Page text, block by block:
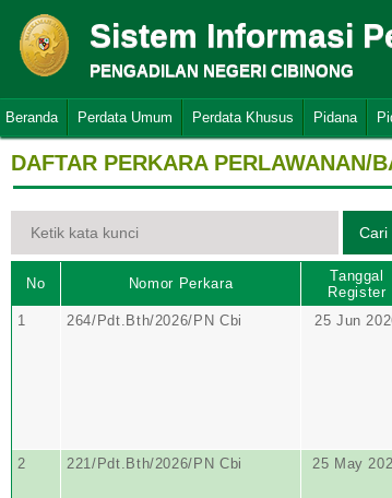
Sistem Informasi
PENGADILAN NEGERI CIBINONG
Beranda Perdata Umum Perdata Khusus Pidana
DAFTAR PERKARA PERLAWANAN/
No Nomor Perkara
Tanggal
Register
1 264/Pdt.Bth/2026/PN Cbi 25 Jun
2 221/Pdt.Bth/2026/PN Cbi 25 May